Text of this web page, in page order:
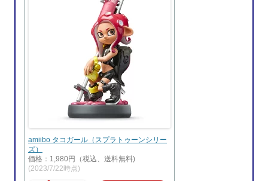
amiibo タコガール（スプラトゥーンシリー
ズ）
価格：1,980円（税込、送料無料)
(2023/7/22時点)